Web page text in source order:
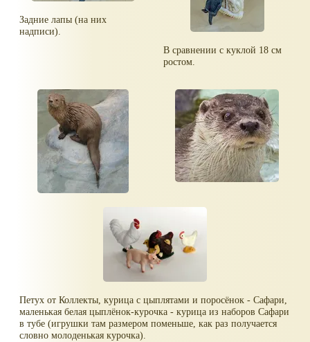
Задние лапы (на них
надписи).
В сравнении с куклой 18 см
ростом.
Петух от Коллекты, курица с цыплятами и поросёнок - Сафари,
маленькая белая цыплёнок-курочка - курица из наборов Сафари
в тубе (игрушки там размером поменьше, как раз получается
словно молоденькая курочка).